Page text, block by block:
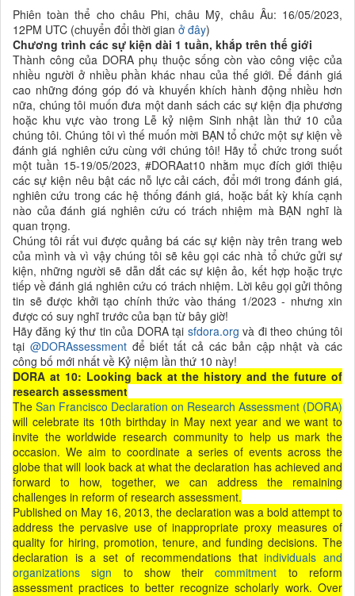
Phiên toàn thể cho châu Phi, châu Mỹ, châu Âu: 16/05/2023,
12PM UTC (chuyển đổi thời gian ở đây)
Chương trình các sự kiện dài 1 tuần, khắp trên thế giới
Thành công của DORA phụ thuộc sống còn vào công việc của
nhiều người ở nhiều phần khác nhau của thế giới. Để đánh giá
cao những đóng góp đó và khuyến khích hành động nhiều hơn
nữa, chúng tôi muốn đưa một danh sách các sự kiện địa phương
hoặc khu vực vào trong Lễ kỷ niệm Sinh nhật lần thứ 10 của
chúng tôi. Chúng tôi vì thế muốn mời BẠN tổ chức một sự kiện về
đánh giá nghiên cứu cùng với chúng tôi! Hãy tổ chức trong suốt
một tuần 15-19/05/2023, #DORAat10 nhằm mục đích giới thiệu
các sự kiện nêu bật các nỗ lực cải cách, đổi mới trong đánh giá,
nghiên cứu trong các hệ thống đánh giá, hoặc bất kỳ khía cạnh
nào của đánh giá nghiên cứu có trách nhiệm mà BẠN nghĩ là
quan trọng.
Chúng tôi rất vui được quảng bá các sự kiện này trên trang web
của mình và vì vậy chúng tôi sẽ kêu gọi các nhà tổ chức gửi sự
kiện, những người sẽ dẫn dắt các sự kiện ảo, kết hợp hoặc trực
tiếp về đánh giá nghiên cứu có trách nhiệm. Lời kêu gọi gửi thông
tin sẽ được khởi tạo chính thức vào tháng 1/2023 - nhưng xin
được có suy nghĩ trước của bạn từ bây giờ!
Hãy đăng ký thư tin của DORA tại sfdora.org và đi theo chúng tôi
tại @DORAssessmentđể biết tất cả các bản cập nhật và các
công bố mới nhất về Kỷ niệm lần thứ 10 này!
DORA at 10: Looking back at the history and the future of
research assessment
The San Francisco Declaration on Research Assessment (DORA)
will celebrate its 10th birthday in May next year and we want to
invite the worldwide research community to help us mark the
occasion. We aim to coordinate a series of events across the
globe that will look back at what the declaration has achieved and
forward to how, together, we can address the remaining
challenges in reform of research assessment.
Published on May 16, 2013, the declaration was a bold attempt to
address the pervasive use of inappropriate proxy measures of
quality for hiring, promotion, tenure, and funding decisions. The
declaration is a set of recommendations thatindividuals and
organizations sign to show theircommitment to reform
assessment practices to better recognize scholarly work. Over